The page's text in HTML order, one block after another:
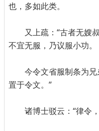
也，多如此类。
又上疏：“古者无嫂
不宜无服，乃议服小功。
今令文省服制条为
置于令文。”
诸博士驳云：“律令